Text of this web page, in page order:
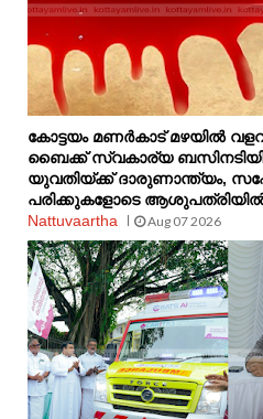
കോട്ടയം മണർകാട് മഴയിൽ
ബൈക്ക് സ്വകാര്യ
യുവതിയ്ക്ക് ദാരുണാന്ത്യം,
പരിക്കുകളോടെ ആശുപത്രിയിൽ
Nattuvaartha
Aug 07 2026